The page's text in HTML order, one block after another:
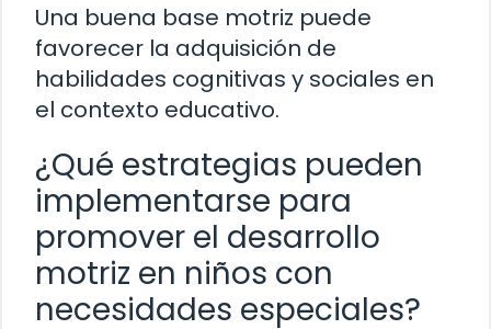
Una buena base motriz puede
favorecer la adquisición de
habilidades cognitivas y sociales en
el contexto educativo.
¿Qué estrategias pueden
implementarse para
promover el desarrollo
motriz en niños con
necesidades especiales?